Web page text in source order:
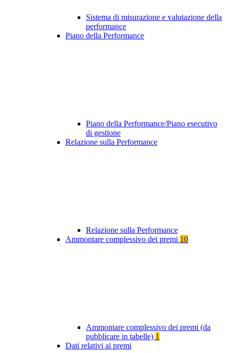
Sistema di misurazione e valutazione della
performance
Piano della Performance
Piano della Performance/Piano esecutivo
di gestione
Relazione sulla Performance
Relazione sulla Performance
Ammontare complessivo dei premi 10
Ammontare complessivo dei premi (da
pubblicare in tabelle) 1
Dati relativi ai premi